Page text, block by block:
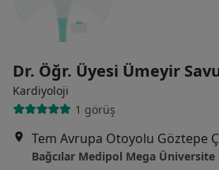
Dr. Öğr. Üyesi Ümeyir
Kardiyoloji
1 görüş
Bağcılar Medipol Mega Üniversite